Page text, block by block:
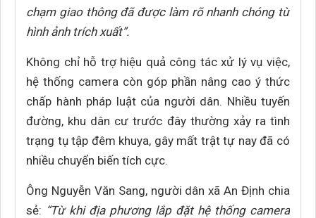
chạm giao thông đã được làm rõ nhanh chóng từ
hình ảnh trích xuất”.
Không chỉ hỗ trợ hiệu quả công tác xử lý vụ việc,
hệ thống camera còn góp phần nâng cao ý thức
chấp hành pháp luật của người dân. Nhiều tuyến
đường, khu dân cư trước đây thường xảy ra tình
trạng tụ tập đêm khuya, gây mất trật tự nay đã có
nhiều chuyển biến tích cực.
Ông Nguyễn Văn Sang, người dân xã An Định chia
sẻ: “Từ khi địa phương lắp đặt hệ thống camera